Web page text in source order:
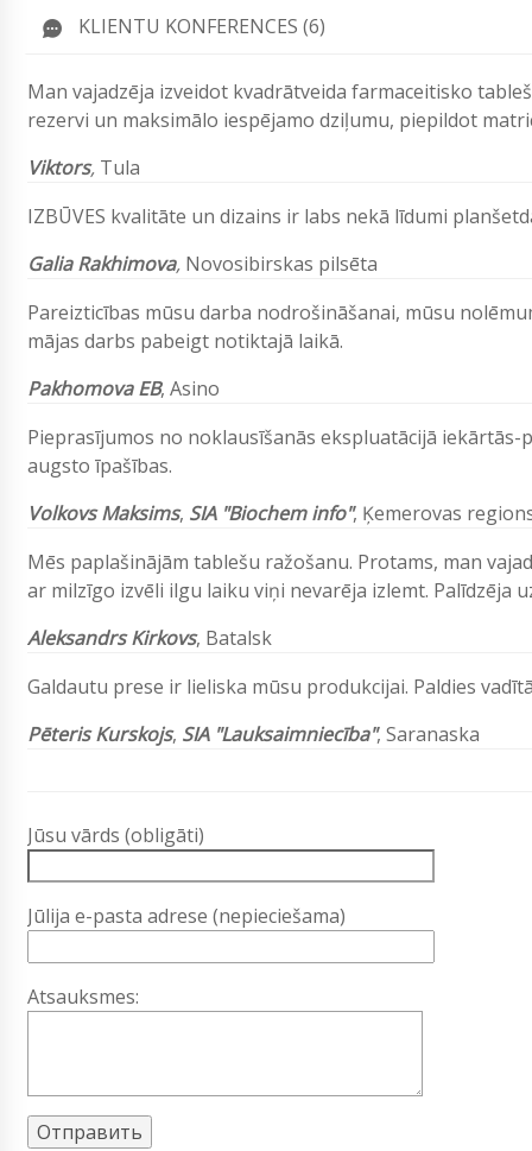
KLIENTU KONFERENCES (6)
Man vajadzēja izveidot kvadrātveida farmaceitisko
rezervi un maksimālo iespējamo dziļumu, piepildot
Viktors, Tula
IZBŪVES kvalitāte un dizains ir labs nekā līdumi
Galia Rakhimova, Novosibirskas pilsēta
Pareizticības mūsu darba nodrošināšanai, mūsu
mājas darbs pabeigt notiktajā laikā.
Pakhomova EB, Asino
Pieprasījumos no noklausīšanās ekspluatācijā
augsto īpašības.
Volkovs Maksims, SIA "Biochem info", Ķemerovas
Mēs paplašinājām tablešu ražošanu. Protams, man
ar milzīgo izvēli ilgu laiku viņi nevarēja izlemt. Palīdzēja
Aleksandrs Kirkovs, Batalsk
Galdautu prese ir lieliska mūsu produkcijai. Paldies
Pēteris Kurskojs, SIA "Lauksaimniecība", Saranaska
Jūsu vārds (obligāti)
Jūlija e-pasta adrese (nepieciešama)
Atsauksmes: